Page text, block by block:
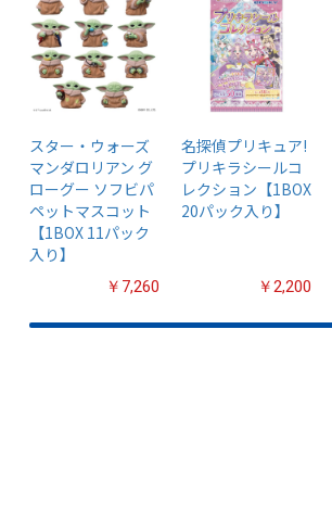
スター・ウォーズ
マンダロリアン グ
ローグー ソフビパ
ペットマスコット
【1BOX 11パック
入り】
￥7,260
名探偵プリキュア!
プリキラシールコ
レクション【1BOX
20パック入り】
￥2,200